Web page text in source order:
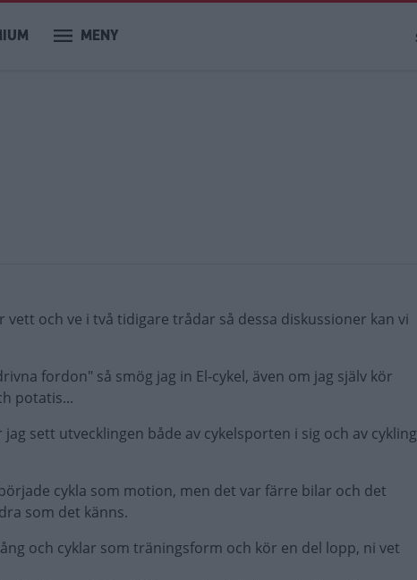
MENY
och ve i två tidigare trådar så dessa diskussioner kan vi
fordon" så smög jag in El-cykel, även om jag själv kör
potatis...
sett utvecklingen både av cykelsporten i sig och av cykling
cykla som motion, men det var färre bilar och det
som det känns.
och cyklar som träningsform och kör en del lopp, ni vet